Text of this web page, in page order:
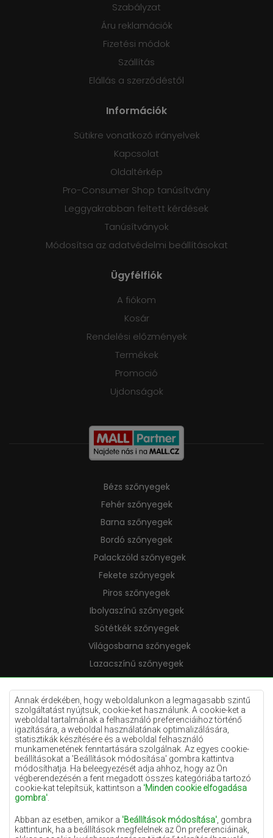
Annak érdekében, hogy weboldalunkon a legmagasabb szintű
szolgáltatást nyújtsuk, cookie-ket használunk. A cookie-ket a
weboldal tartalmának a felhasználó preferenciáihoz történő
igazítására, a weboldal használatának optimalizálására,
statisztikák készítésére és a weboldal felhasználó
munkamenetének fenntartására szolgálnak. Az egyes cookie-
beállításokat a 'Beállítások módosítása' gombra kattintva
módosíthatja. Ha beleegyezését adja ahhoz, hogy az Ön
végberendezésén a fent megadott összes kategóriába tartozó
cookie-kat telepítsük, kattintson a 'Minden cookie elfogadása
gombra'
Abban az esetben, amikor a 'Beállítások módosítása' , gombra
kattintunk, ha a beállítások megfelelnek az Ön preferenciáinak,
Szabályzat
Áru reklamációk
Fizetési módok
Szállítás
Elállás a szerződéstől
Információk
Sütikre vonatkozó irányelvek
Kapcsolat
Oldaltérkép
Pro-Consumer Shop tanúsítvány
Leggyakrabban feltett kérdések
Tanúsítványok
Módosítsa az adatvédelmi beállításokat
Ügyfélfiók
A fiókom
Kosár
Rendelési előzmények
Termékek
Promoció
Ujdonságok
Bézs szőnyegek
Fehér szőnyegek
Barna szőnyegek
Bordó szőnyegek
Palackzöld szőnyegek
Fekete szőnyegek
Piros szőnyegek
Ibolyaszínű szőnyegek
Sötétkék szőnyegek
Világosbarna szőnyegek
Lazacszínű szőnyegek
Krémszínű szőnyegek
Lila szőnyegek
Sárga szőnyegek
Mentaszínű szőnyegek
Világoskék szőnyegek
Narancssárga szőnyegek
Rózsaszín szőnyegek
Terrakotta szőnyegek